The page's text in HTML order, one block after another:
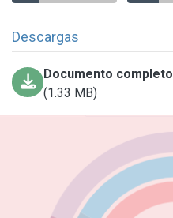
Descargas
Documento completo
(1.33 MB)